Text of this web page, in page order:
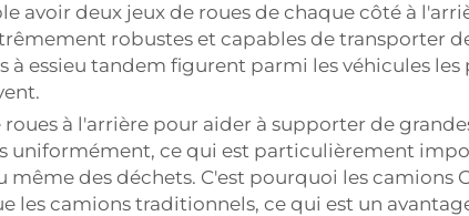
avoir deux jeux de roues de chaque côté à
robustes et capables de transporter
essieu tandem figurent parmi les véhicules les
à l'arrière pour aider à supporter de
uniformément, ce qui est particulièrement
des déchets. C'est pourquoi les camions
les camions traditionnels, ce qui est un